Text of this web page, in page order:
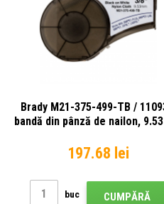
Brady M21-375-499-TB /
bandă din pânză de nailon,
197.68 lei
buc CUMPĂRĂ